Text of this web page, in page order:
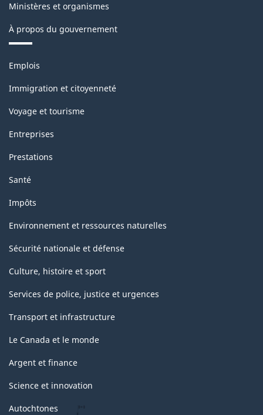
principaux
-
de
la
classification
Ministères et organismes
À propos du gouvernement
Thèmes
sujets
Emplois
Immigration et citoyenneté
Voyage et tourisme
Entreprises
Prestations
Santé
Impôts
Environnement et ressources naturelles
Sécurité nationale et défense
Culture, histoire et sport
Services de police, justice et urgences
Transport et infrastructure
Le Canada et le monde
Argent et finance
Science et innovation
Autochtones